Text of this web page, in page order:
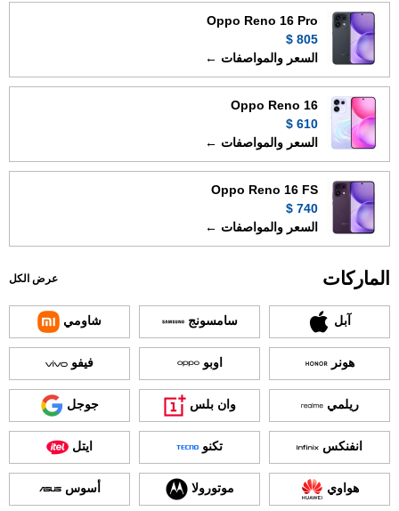
Oppo Reno 16 Pro
805 $
السعر والمواصفات ←
Oppo Reno 16
610 $
السعر والمواصفات ←
Oppo Reno 16 FS
740 $
السعر والمواصفات ←
الماركات عرض الكل
آبل سامسونج شاومي
هونر اوبو فيفو
ريلمي وان بلس جوجل
انفنكس تكنو ايتل
هواوي موتورولا أسوس